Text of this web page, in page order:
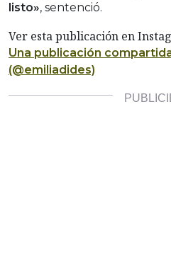
listo», sentenció.
Ver esta publicación en
Una publicación
(@emiliadides)